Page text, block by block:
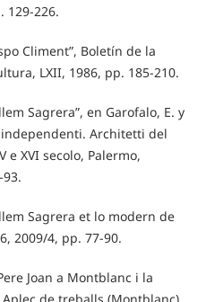
129-226.
Climent”, Boletín de la
LXII, 1986, pp. 185-210.
Sagrera”, en Garofalo, E. y
Architetti del
XVI secolo, Palermo,
Sagrera et lo modern de
2009/4, pp. 77-90.
Joan a Montblanc i la